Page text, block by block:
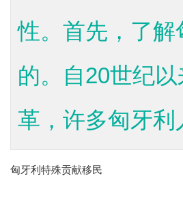
性。首先，了
的。自20世纪
革，许多匈牙
匈牙利特殊贡献移民